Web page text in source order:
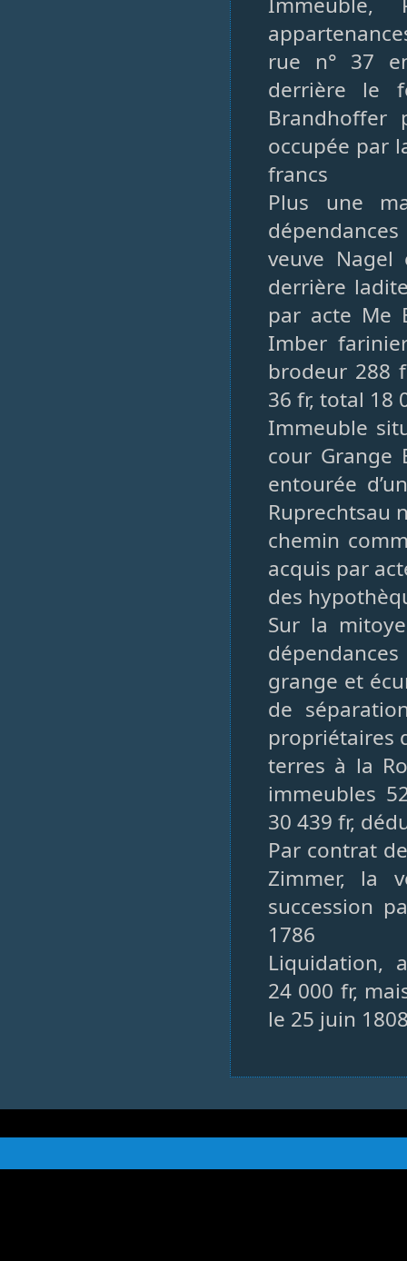
rue n° 37
derrière le
Brandhoffer
occupée par
francs
Plus une
veuve
derrière
par acte Me
Imber
brodeur 288
36 fr, total 18
Immeuble
cour Grange
entourée
Ruprechtsau
chemin
acquis par
des
Sur la
grange et
de
propriétaires
terres à la
immeubles
30 439 fr,
Par contrat
Zimmer, la
succession
1786
Liquidation,
24 000 fr,
le 25 juin